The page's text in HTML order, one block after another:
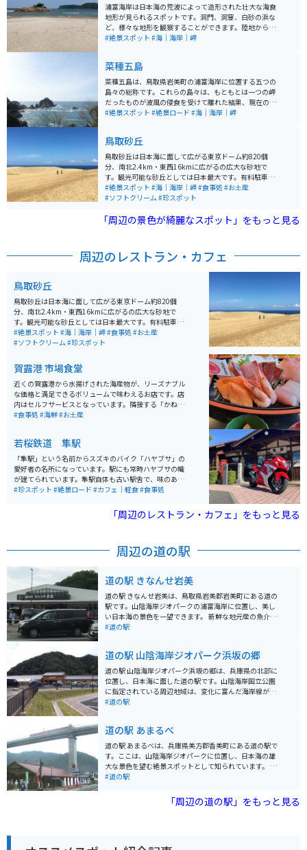
浦富海岸は日本海の荒波によって造形された壮大な海食
地形が見られるスポットです。洞門、洞窟、白砂の浜な
ど、様々な地形を観察することができます。陸地からは
海岸線に沿って遊歩道が整備されており、海側からは遊
きます。
#絶景スポット #海｜海岸｜岬
菜種五島
菜種五島は、鳥取県岩美町の浦富海岸に位置する五つの
島々の総称です。これらの島々は、もともとは一つの岬
だったものが波風の侵食を受けて離れた結果、現在の形
状になったと考えられています。中でも、菜種島は高さ6
がります。ハイキングや写真撮影の絶好のスポットであ
り、自然の力と美しさを感じることができます。城原展
望台からの眺めが特におすすめです。
#絶景スポット #絶景ロード #海｜海岸｜岬
鳥取砂丘
鳥取砂丘は日本海に面して広がる東京ドーム約820個
分、南北2.4km・東西16kmに広がるの広大な砂地で
す。観光可能な砂丘としては日本最大です。有料駐車場
が近いですが、砂丘センターや市営駐車場は無料で利用
可能です。リフトを使用すれば砂丘まで約5分で行くこと
すい靴をオススメします。鳥取砂丘ビジターセンターに
海が目の前に広がります。砂丘には多彩なアクティビテ
#絶景スポット #海｜海岸｜岬#食事処 #お土産
#ソフトクリーム #珍スポット
「周辺の景色が綺麗なスポット」をもっと見る
周辺のレストラン・カフェ
鳥取砂丘
鳥取砂丘は日本海に面して広がる東京ドーム約820個
分、南北2.4km・東西16kmに広がるの広大な砂地で
す。観光可能な砂丘としては日本最大です。有料駐車場
が近いですが、砂丘センターや市営駐車場は無料で利用
可能です。リフトを使用すれば砂丘まで約5分で行くこと
すい靴をオススメします。鳥取砂丘ビジターセンターに
は砂をきれいにするための足洗い場やタオル自動販売機
があり、また無料で貸し出しサンダルや長靴もありま
す。 砂丘からは馬の背と呼ばれる小高い丘があり、日本
海が目の前に広がります。砂丘には多彩なアクティビテ
ィもあり、風と光と砂が織りなすパノラマも魅力的で
#絶景スポット #海｜海岸｜岬#食事処 #お土産
#ソフトクリーム #珍スポット
賀露港 市場食堂
近くの賀露港から水揚げされた海産物が、リーズナブル
な価格と満足できるボリュームで味わえるお店です。店
内はセルフサービスとなっています。隣接する「かねま
さ・浜下商店」では新鮮な海の幸を購入することができ
#食事処 #海鮮#お土産
若桜鉄道 隼駅
「隼駅」という名前からスズキのバイク「ハヤブサ」の
愛好者の名所になっています。駅にも常時ハヤブサの幟
が建てられています。隼駅自体も古い駅舎で、味のある
場所です。鳥取道の河原ICを降りて、フルーツロード、
真ん中を走る感じになっており、気持ち良くライディン
グできます。また「8823（ハヤブサ）」というカフェも
#珍スポット #絶景ロード #カフェ｜軽食#食事処
「周辺のレストラン・カフェ」をもっと見る
周辺の道の駅
道の駅 きなんせ岩美
道の駅 きなんせ岩美は、鳥取県岩美郡岩美町にある道の
駅です。山陰海岸ジオパークの浦富海岸に位置し、美し
い日本海の景色を一望できます。 新鮮な地元産の魚介類
を使った料理が自慢のレストランや、地元の特産品を販
ーツがおすすめです。 バイクで訪れる場合、道の駅には
広い駐車場が完備されているので安心です。また、周辺
には浦富海岸や東浜海水浴場など、風光明媚なスポット
がたくさんあります。ツーリングの休憩地点としても最
適な場所です。
#道の駅
道の駅 山陰海岸ジオパーク浜坂の郷
道の駅 山陰海岸ジオパーク浜坂の郷は、兵庫県の北部に
位置し、日本海に面した道の駅です。山陰海岸国立公園
に指定されている周辺地域は、変化に富んだ海岸線が続
く景勝地として知られています。 道の駅には、地元でと
の情報発信拠点でもあり、周辺の観光スポットや地質学
的特徴について学ぶことができます。 バイクで訪れる場
合、道の駅には広い駐車場が完備されているので安心で
す。日本海沿岸を走る国道178号線は、景色が良くツー
リングにも最適です。 浜坂地域の名産品としては、松葉
#道の駅
道の駅 あまるべ
道の駅 あまるべは、兵庫県美方郡香美町にある道の駅で
す。ここは、山陰海岸ジオパークに位置し、日本海の雄
大な景色を望む絶景スポットとして知られています。 道
の駅には、地元でとれた新鮮な魚介類を使った料理が楽
おすすめは、但馬牛や香住ガニなどのブランド食材を使
#道の駅
「周辺の道の駅」をもっと見る